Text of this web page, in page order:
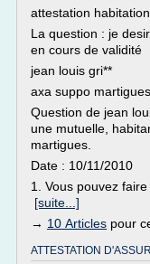
attestation habitation
La question : je
en cours de validité
jean louis gri**
axa suppo martigues
Question de jean
une mutuelle,
martigues.
Date : 10/11/2010
1. Vous pouvez
[suite...]
→ 10 Articles pour
ATTESTATION